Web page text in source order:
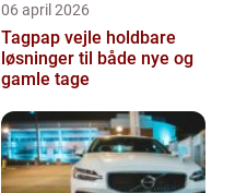
06 april 2026
Tagpap vejle holdbare
løsninger til både nye og
gamle tage